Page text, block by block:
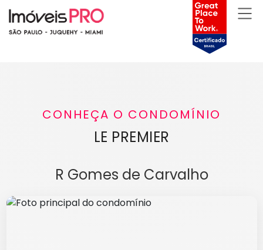
CONHEÇA O CONDOMÍNIO
LE PREMIER
R Gomes de Carvalho